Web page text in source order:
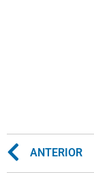
ANTERIOR